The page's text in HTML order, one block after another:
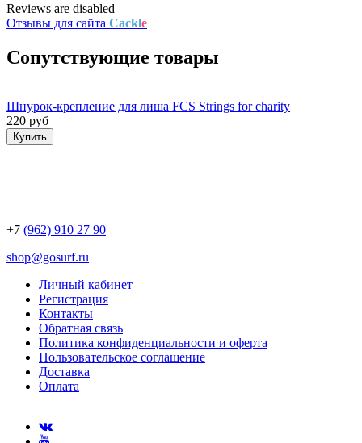
Reviews are disabled
Отзывы для сайта Cackle
Сопутствующие товары
Шнурок-крепление для лиша FCS Strings for charity
220 руб
Купить
+7 (962) 910 27 90
shop@gosurf.ru
Личный кабинет
Регистрация
Контакты
Обратная связь
Политика конфиденциальности и оферта
Пользовательское соглашение
Доставка
Оплата